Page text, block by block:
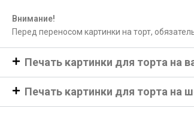
Внимание!
Перед переносом картинки на торт,
Печать картинки для торта на
Печать картинки для торта на